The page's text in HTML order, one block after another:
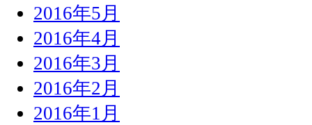
2016年5月
2016年4月
2016年3月
2016年2月
2016年1月